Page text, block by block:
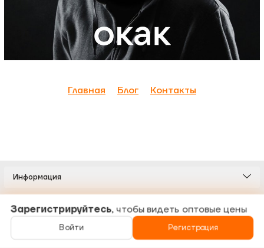
Зарегистрируйтесь, чтобы видеть оптовые цены
Войти Регистрация
Главная Блог Контакты
Информация
Каталог